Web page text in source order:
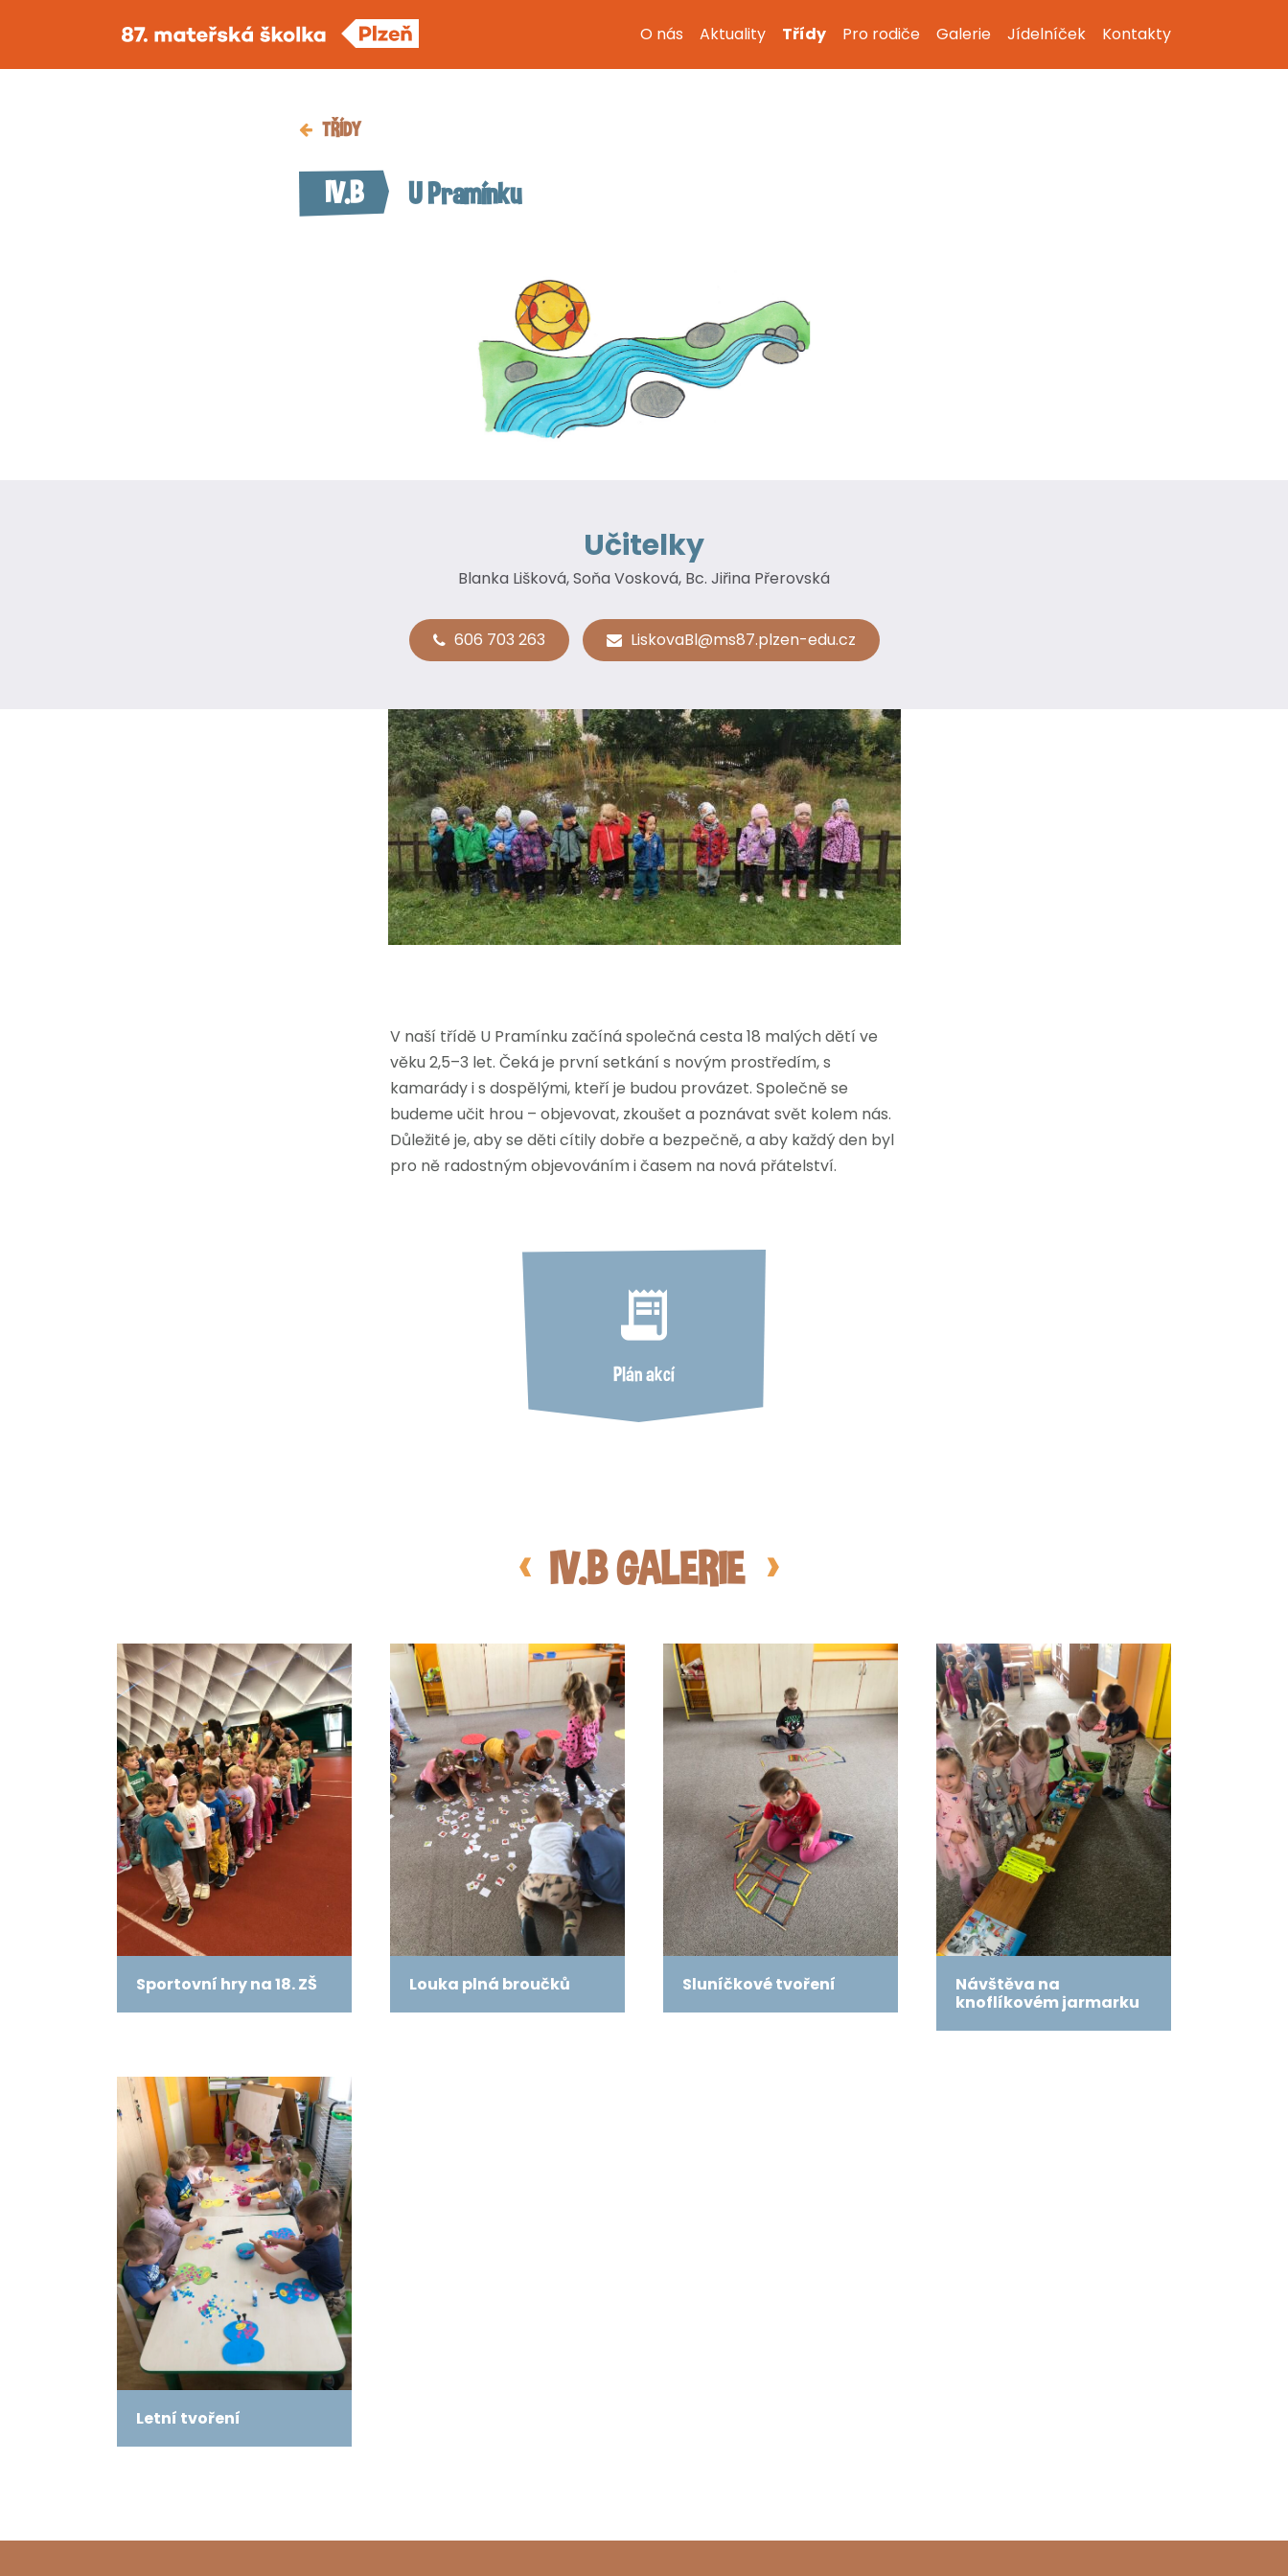
O nás Aktuality Třídy Pro rodiče Galerie Jídelníček Kontakty
TŘÍDY
IV.B U Pramínku
Učitelky
Blanka Lišková, Soňa Vosková, Bc. Jiřina Přerovská
606 703 263 LiskovaBl@ms87.plzen-edu.cz
V naší třídě U Pramínku začíná společná cesta 18 malých dětí ve
věku 2,5–3 let. Čeká je první setkání s novým prostředím, s
kamarády i s dospělými, kteří je budou provázet. Společně se
budeme učit hrou – objevovat, zkoušet a poznávat svět kolem nás.
Důležité je, aby se děti cítily dobře a bezpečně, a aby každý den byl
pro ně radostným objevováním i časem na nová přátelství.
receipt_long
Plán akcí
IV.B GALERIE
Sportovní hry na 18. ZŠ Louka plná broučků Sluníčkové tvoření
Návštěva na
knoflíkovém jarmarku
Letní tvoření